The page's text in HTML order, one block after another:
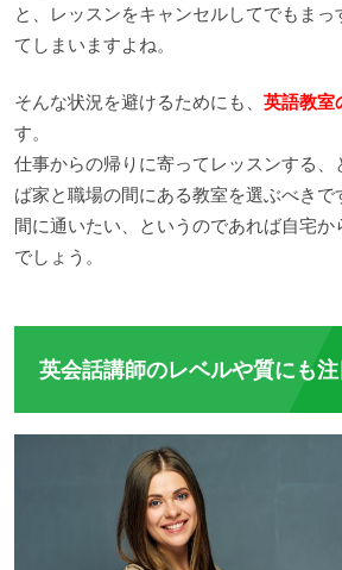
と、レッスンをキャンセルしてでもまっ
てしまいますよね。
そんな状況を避けるためにも、 英語教室
す。
仕事からの帰りに寄ってレッスンする
ば家と職場の間にある教室を選ぶべき
間に通いたい、というのであれば自宅か
でしょう。
英会話講師のレベルや質にも注